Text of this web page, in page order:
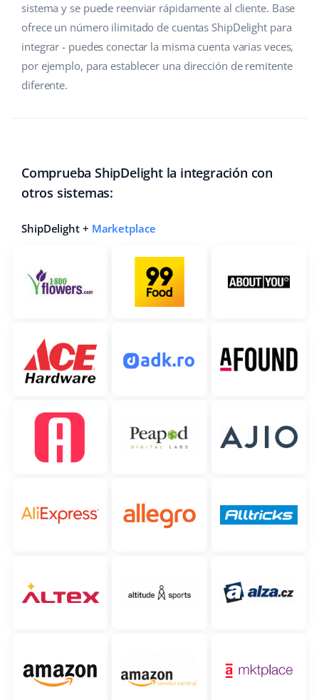
sistema y se puede reenviar rápidamente al cliente. Base
ofrece un número ilimitado de cuentas ShipDelight para
integrar - puedes conectar la misma cuenta varias veces,
por ejemplo, para establecer una dirección de remitente
diferente.
Comprueba ShipDelight la integración con
otros sistemas:
ShipDelight + Marketplace